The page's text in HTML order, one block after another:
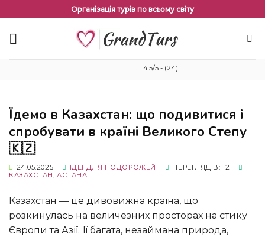
змісту
Організація турів по всьому світу
4.5/5 - (24)
Їдемо в Казахстан: що подивитися і
спробувати в країні Великого Степу
🇰🇿
24.05.2025 ІДЕЇ ​​ДЛЯ ПОДОРОЖЕЙ
ПЕРЕГЛЯДІВ: 12
КАЗАХСТАН,АСТАНА
Казахстан — це дивовижна країна, що
розкинулась на величезних просторах на стику
Європи та Азії. Її багата, незаймана природа,